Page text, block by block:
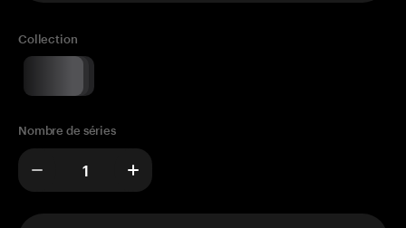
Collection
Nombre de séries